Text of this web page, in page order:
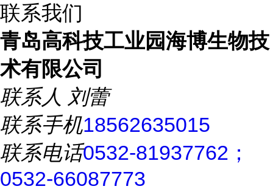
联系我们
青岛高科技工业园海博生物技
术有限公司
联系人 刘蕾
联系手机18562635015
联系电话0532-81937762；
0532-66087773